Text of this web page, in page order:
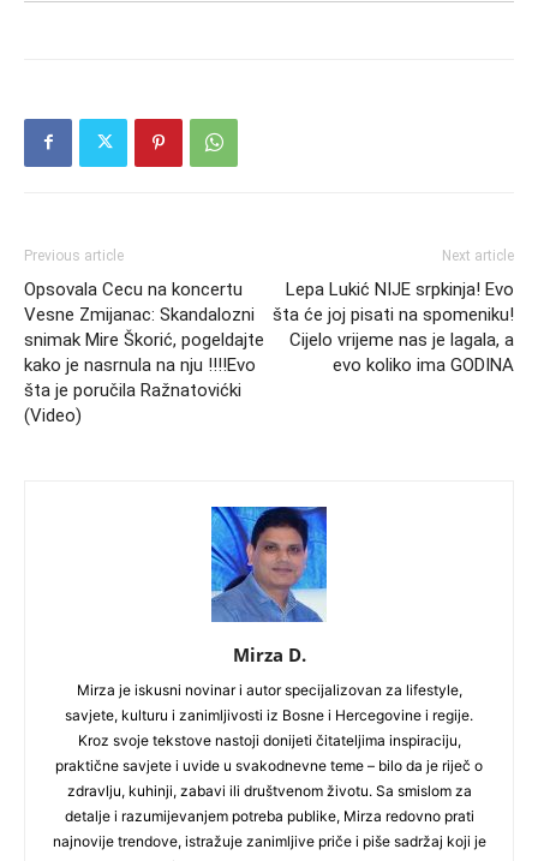
Previous article
Opsovala Cecu na koncertu
Vesne Zmijanac: Skandalozni
snimak Mire Škorić, pogeldajte
kako je nasrnula na nju !!!!Evo
šta je poručila Ražnatovićki
(Video)
Next article
Lepa Lukić NIJE srpkinja! Evo
šta će joj pisati na spomeniku!
Cijelo vrijeme nas je lagala, a
evo koliko ima GODINA
Mirza D.
Mirza je iskusni novinar i autor specijalizovan za lifestyle,
savjete, kulturu i zanimljivosti iz Bosne i Hercegovine i regije.
Kroz svoje tekstove nastoji donijeti čitateljima inspiraciju,
praktične savjete i uvide u svakodnevne teme – bilo da je riječ o
zdravlju, kuhinji, zabavi ili društvenom životu. Sa smislom za
detalje i razumijevanjem potreba publike, Mirza redovno prati
najnovije trendove, istražuje zanimljive priče i piše sadržaj koji je